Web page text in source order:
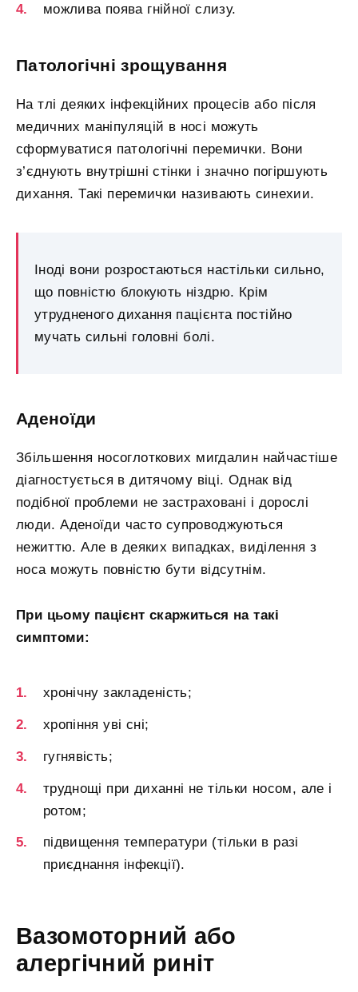
можлива поява гнійної слизу.
Патологічні зрощування
На тлі деяких інфекційних процесів або після
медичних маніпуляцій в носі можуть
сформуватися патологічні перемички. Вони
з’єднують внутрішні стінки і значно погіршують
дихання. Такі перемички називають синехии.
Іноді вони розростаються настільки сильно,
що повністю блокують ніздрю. Крім
утрудненого дихання пацієнта постійно
мучать сильні головні болі.
Аденоїди
Збільшення носоглоткових мигдалин найчастіше
діагностується в дитячому віці. Однак від
подібної проблеми не застраховані і дорослі
люди. Аденоїди часто супроводжуються
нежиттю. Але в деяких випадках, виділення з
носа можуть повністю бути відсутнім.
При цьому пацієнт скаржиться на такі
симптоми:
хронічну закладеність;
хропіння уві сні;
гугнявість;
труднощі при диханні не тільки носом, але і
ротом;
підвищення температури (тільки в разі
приєднання інфекції).
Вазомоторний або
алергічний риніт